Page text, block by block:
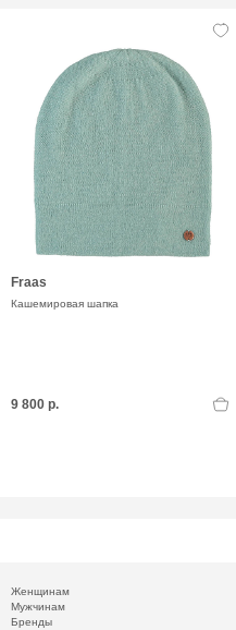
Fraas
Кашемировая шапка
9 800 р.
Женщинам
Мужчинам
Бренды